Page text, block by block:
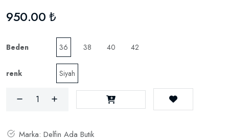
950.00 ₺
Beden 36 38 40 42
renk Siyah
Marka: Delfin Ada Butik